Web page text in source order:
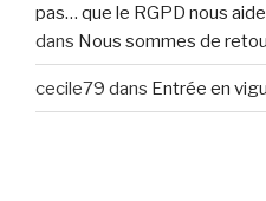
pas… que le RGPD nous
dans Nous sommes de
cecile79 dans Entrée en